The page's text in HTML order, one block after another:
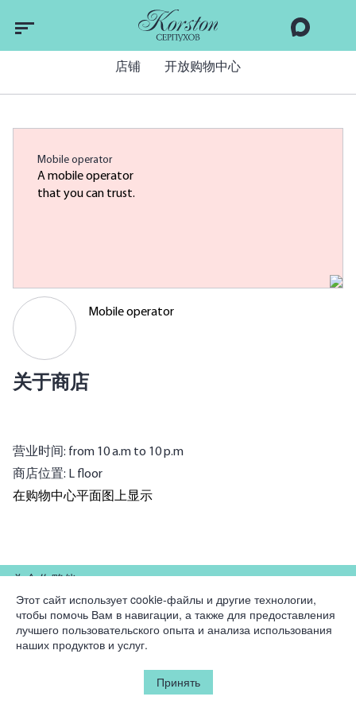
店铺 开放购物中心
Mobile operator
A mobile operator
that you can trust.
Mobile operator
关于商店
营业时间: from 10 a.m to 10 p.m
商店位置: L floor
在购物中心平面图上显示
公司
法律資訊
Этот сайт использует cookie-файлы и другие технологии,
чтобы помочь Вам в навигации, а также для предоставления
лучшего пользовательского опыта и анализа использования
наших продуктов и услуг.
Принять